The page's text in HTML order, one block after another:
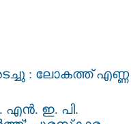
: ലോകത്ത് എണ്ണ
എന്‍. ഇ. പി.